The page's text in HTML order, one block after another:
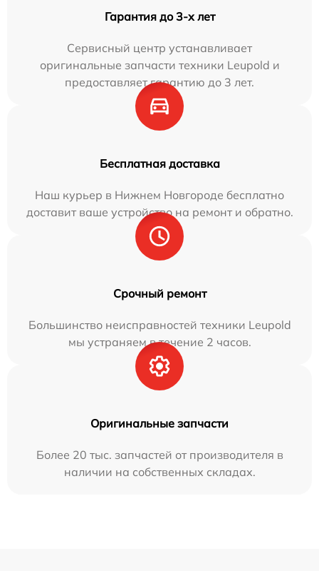
Гарантия до 3-х лет
Сервисный центр устанавливает
оригинальные запчасти техники Leupold и
предоставляет гарантию до 3 лет.
Бесплатная доставка
Наш курьер в Нижнем Новгороде бесплатно
доставит ваше устройство на ремонт и обратно.
Срочный ремонт
Большинство неисправностей техники Leupold
мы устраняем в течение 2 часов.
Оригинальные запчасти
Более 20 тыс. запчастей от производителя в
наличии на собственных складах.